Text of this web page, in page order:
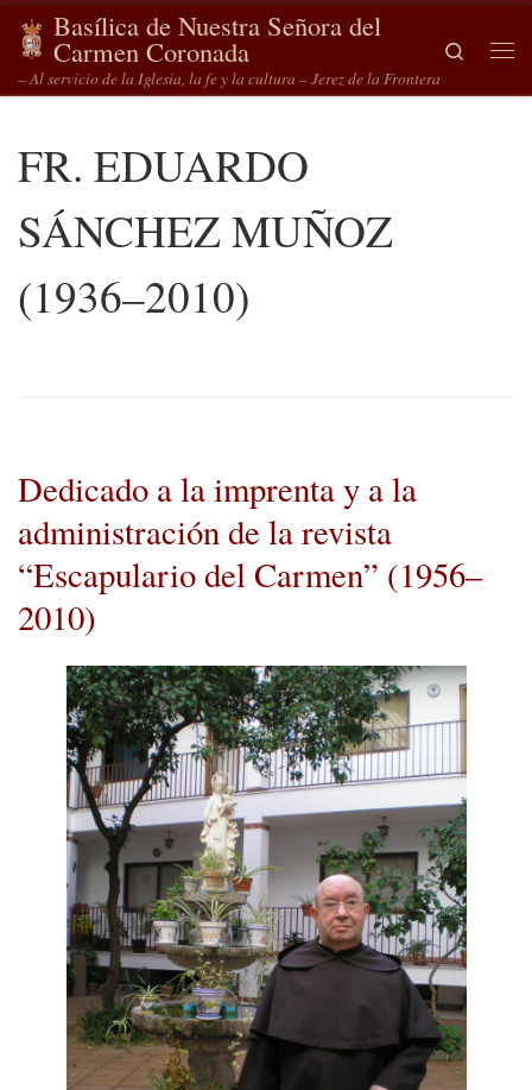
Saltar al contenido
Basílica de Nuestra Señora del
Carmen Coronada
– Al servicio de la Iglesia, la fe y la cultura – Jerez de la Frontera
Search
FR. EDUARDO
SÁNCHEZ MUÑOZ
(1936–2010)
Dedicado a la imprenta y a la
administración de la revista
“Escapulario del Carmen” (1956–
2010)